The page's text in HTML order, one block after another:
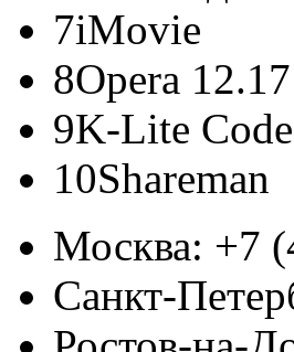
7iMovie
8Opera 12.17
9K-Lite
10Shareman
Москва: +7
Санкт-